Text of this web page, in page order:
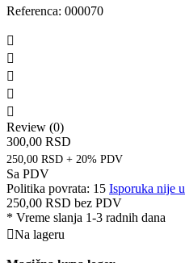
Referenca: 000070





Review (0)
300,00 RSD
250,00 RSD + 20% PDV
Sa PDV
Politika povrata: 15 Isporuka nije
250,00 RSD bez PDV
* Vreme slanja 1-3 radnih dana
Na lageru